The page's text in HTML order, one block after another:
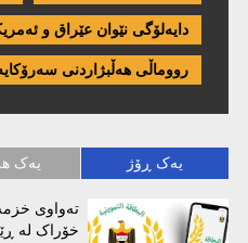
دایەلۆگی نێوان عێراق و
رووماڵی هەڵبژاردنی
یەک ڕۆژ یەک
تەواوی
خۆراک لە